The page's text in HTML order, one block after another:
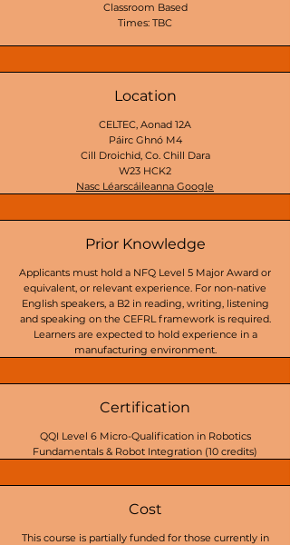
Classroom Based
Times: TBC
Location
CELTEC, Aonad 12A
Páirc Ghnó M4
Cill Droichid, Co. Chill Dara
W23 HCK2
Nasc Léarscáileanna Google
Prior Knowledge
Applicants must hold a NFQ Level 5 Major Award or
equivalent, or relevant experience. For non-native
English speakers, a B2 in reading, writing, listening
and speaking on the CEFRL framework is required.
Learners are expected to hold experience in a
manufacturing environment.
Certification
QQI Level 6 Micro-Qualification in Robotics
Fundamentals & Robot Integration (10 credits)
Cost
This course is partially funded for those currently in